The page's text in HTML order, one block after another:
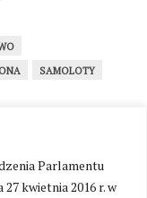
Parlamentu
kwietnia 2016 r. w
SAMOLOTY